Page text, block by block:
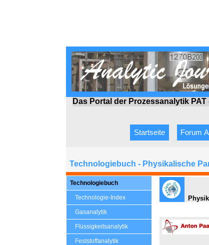
Das Portal der Prozessanalytik
Startseite Forum
Technologiebuch - Physikalische
Technologiebuch
Technologie-Index
Gasanalytik
Flüssigkeitsanalytik
Feststoffanalytik